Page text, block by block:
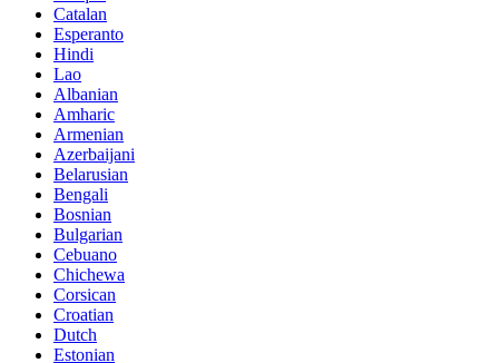
Catalan
Esperanto
Hindi
Lao
Albanian
Amharic
Armenian
Azerbaijani
Belarusian
Bengali
Bosnian
Bulgarian
Cebuano
Chichewa
Corsican
Croatian
Dutch
Estonian